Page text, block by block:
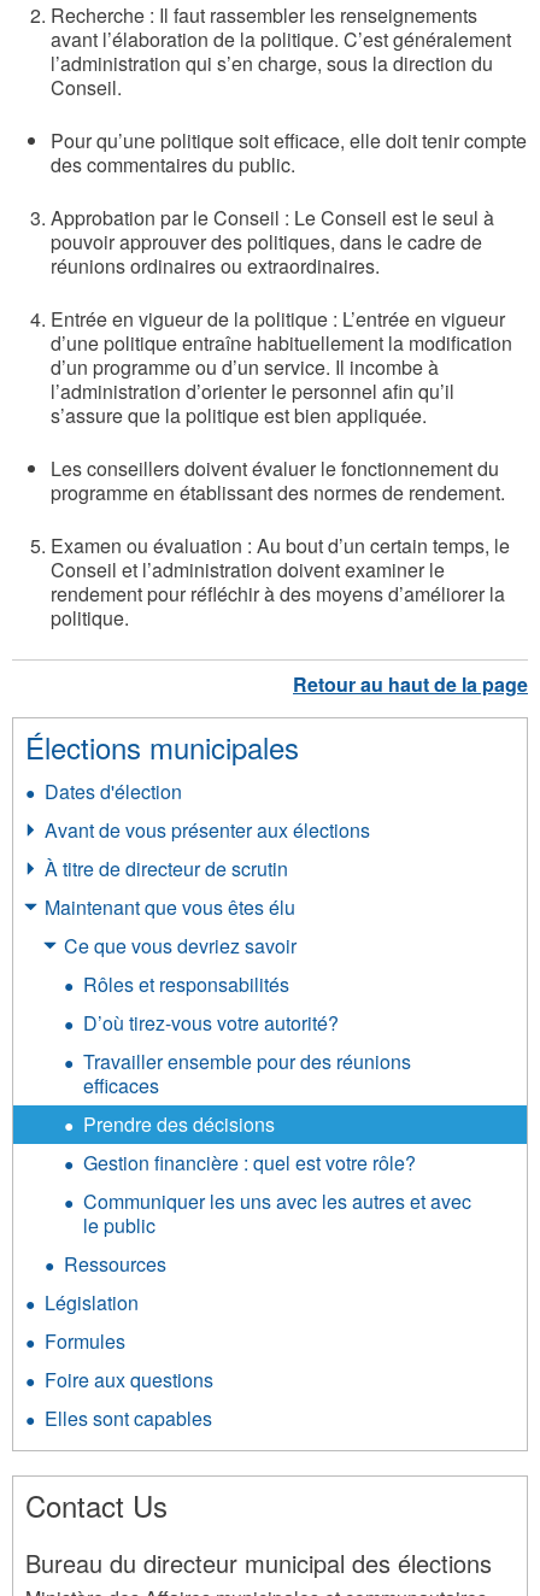
Recherche : Il faut rassembler les renseignements
avant l’élaboration de la politique. C’est généralement
l’administration qui s’en charge, sous la direction du
Conseil.
Pour qu’une politique soit efficace, elle doit tenir compte
des commentaires du public.
Approbation par le Conseil : Le Conseil est le seul à
pouvoir approuver des politiques, dans le cadre de
réunions ordinaires ou extraordinaires.
Entrée en vigueur de la politique : L’entrée en vigueur
d’une politique entraîne habituellement la modification
d’un programme ou d’un service. Il incombe à
l’administration d’orienter le personnel afin qu’il
s’assure que la politique est bien appliquée.
Les conseillers doivent évaluer le fonctionnement du
programme en établissant des normes de rendement.
Examen ou évaluation : Au bout d’un certain temps, le
Conseil et l’administration doivent examiner le
rendement pour réfléchir à des moyens d’améliorer la
politique.
Élections municipales
Dates d'élection
Avant de vous présenter aux élections
À titre de directeur de scrutin
Maintenant que vous êtes élu
Ce que vous devriez savoir
Rôles et responsabilités
D’où tirez-vous votre autorité?
Travailler ensemble pour des réunions
efficaces
Prendre des décisions
Gestion financière : quel est votre rôle?
Communiquer les uns avec les autres et avec
le public
Ressources
Législation
Formules
Foire aux questions
Elles sont capables
Contact Us
Bureau du directeur municipal des élections